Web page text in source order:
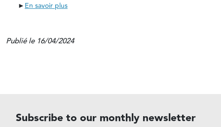
►En savoir plus
Publié le 16/04/2024
Subscribe to our monthly newsletter